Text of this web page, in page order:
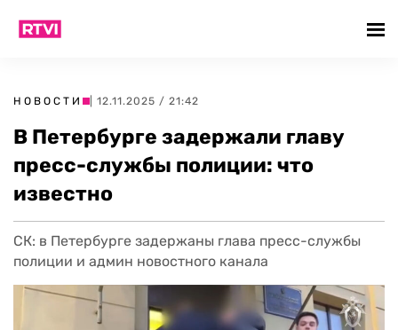
НОВОСТИ | 12.11.2025 / 21:42
В Петербурге задержали главу
пресс-службы полиции: что
известно
СК: в Петербурге задержаны глава пресс-службы
полиции и админ новостного канала